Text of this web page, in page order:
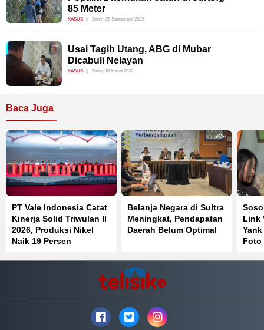
85 Meter
KASUS Senin, 26 September 2022
Usai Tagih Utang, ABG di Mubar
Dicabuli Nelayan
KASUS Rabu, 16 Maret 2022
Baca Juga
PT Vale Indonesia Catat
Kinerja Solid Triwulan II
2026, Produksi Nikel
Naik 19 Persen
Belanja Negara di Sultra
Meningkat, Pendapatan
Daerah Belum Optimal
Link
Foto